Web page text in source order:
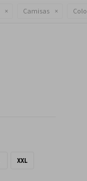
Camisas
XXL